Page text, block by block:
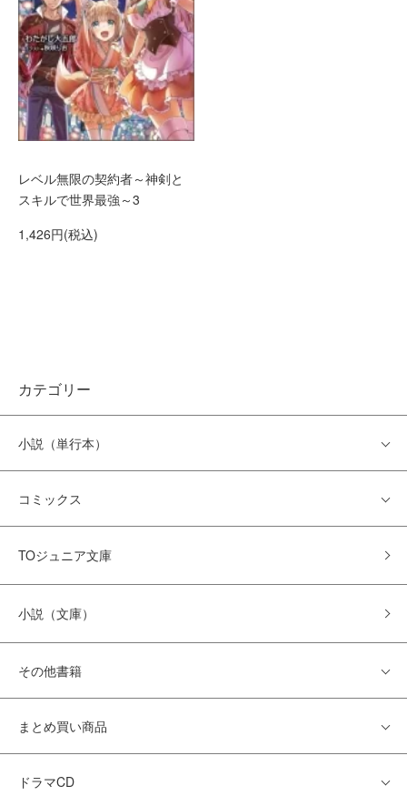
レベル無限の契約者～神剣と
スキルで世界最強～3
1,426円(税込)
カテゴリー
小説（単行本）
コミックス
TOジュニア文庫
小説（文庫）
その他書籍
まとめ買い商品
ドラマCD